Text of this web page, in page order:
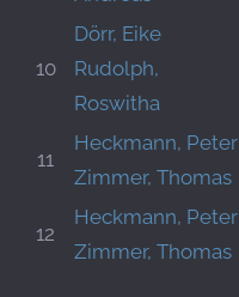
10
Dörr, Eike
Rudolph,
Roswitha
11
Heckmann, Peter
Zimmer, Thomas
12
Heckmann, Peter
Zimmer, Thomas